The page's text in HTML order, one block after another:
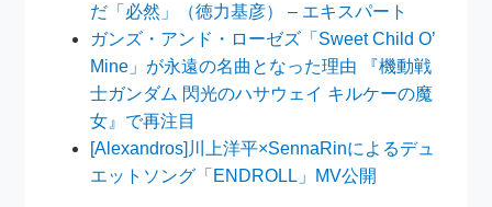
だ「必然」（徳力基彦） – エキスパート
ガンズ・アンド・ローゼズ「Sweet Child O’
Mine」が永遠の名曲となった理由 『機動戦
士ガンダム 閃光のハサウェイ キルケーの魔
女』で再注目
[Alexandros]川上洋平×SennaRinによるデュ
エットソング「ENDROLL」MV公開